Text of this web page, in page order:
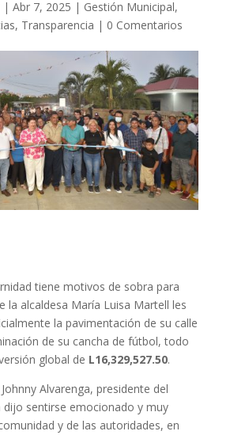
| Abr 7, 2025 | Gestión Municipal,
, Transparencia | 0 Comentarios
tiene motivos de sobra para
la alcaldesa María Luisa Martell les
la pavimentación de su calle
de su cancha de fútbol, todo
global de L16,329,527.50.
Alvarenga, presidente del
sentirse emocionado y muy
y de las autoridades, en